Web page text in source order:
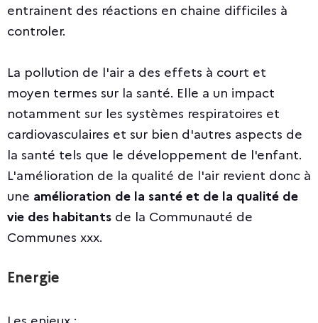
entrainent des réactions en chaine difficiles à
controler.
La pollution de l'air a des effets à court et
moyen termes sur la santé. Elle a un impact
notamment sur les systèmes respiratoires et
cardiovasculaires et sur bien d'autres aspects de
la santé tels que le développement de l'enfant.
L'amélioration de la qualité de l'air revient donc à
une amélioration de la santé et de la qualité de
vie des habitants de la Communauté de
Communes xxx.
Energie